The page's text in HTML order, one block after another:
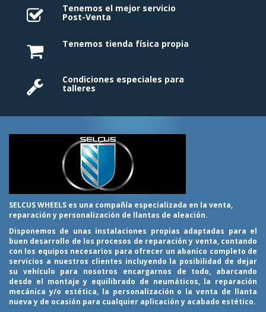
Tenemos el mejor servicio
Post-Venta
Tenemos tienda física propia
Condiciones especiales para
talleres
SELCUS WHEELS es una compañía especializada en la venta,
reparación y personalización de llantas de aleación.
Disponemos de unas instalaciones propias adaptadas para el
buen desarrollo de los procesos de reparación y venta, contando
con los equipos necesarios para ofrecer un abanico completo de
servicios a nuestros clientes incluyendo la posibilidad de dejar
su vehículo para nosotros encargarnos de todo, abarcando
desde el montaje y equilibrado de neumáticos, la reparación
mecánica y/o estética, la personalización o la venta de llanta
nueva y de ocasión para cualquier aplicación y acabado estético.